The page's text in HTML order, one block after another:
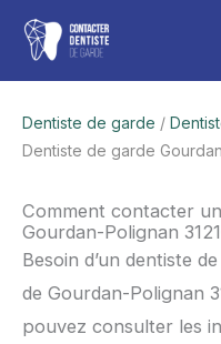
Aller
contenu
Dentiste de garde /
Dentiste de garde
Comment contacter
Gourdan-Polignan
Besoin d’un dentiste
de Gourdan-Polignan
pouvez consulter les